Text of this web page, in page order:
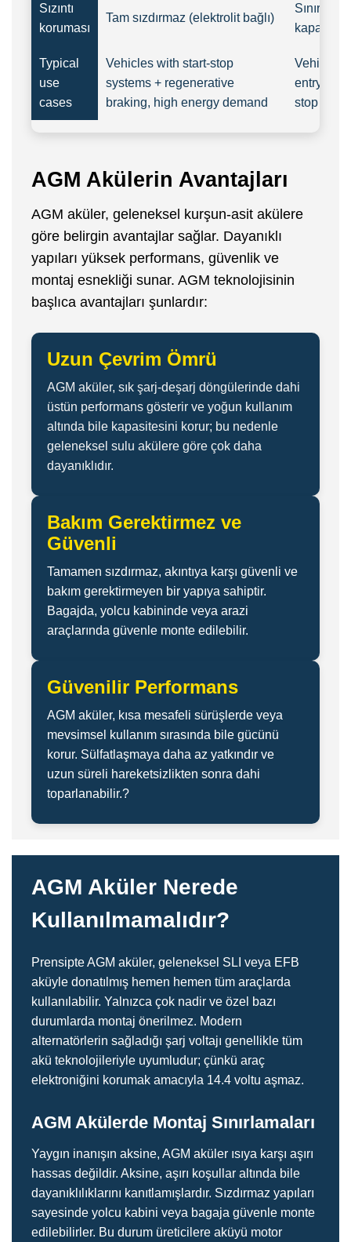
Sızıntı
koruması
Tam sızdırmaz (elektrolit bağlı)
Sınırlı
kapak)
Typical
use
cases
Vehicles with start-stop
systems + regenerative
braking, high energy demand
Vehicles
entry-
stop
AGM Akülerin Avantajları
AGM aküler, geleneksel kurşun-asit akülere
göre belirgin avantajlar sağlar. Dayanıklı
yapıları yüksek performans, güvenlik ve
montaj esnekliği sunar. AGM teknolojisinin
başlıca avantajları şunlardır:
Uzun Çevrim Ömrü
AGM aküler, sık şarj-deşarj döngülerinde dahi
üstün performans gösterir ve yoğun kullanım
altında bile kapasitesini korur; bu nedenle
geleneksel sulu akülere göre çok daha
dayanıklıdır.
Bakım Gerektirmez ve
Güvenli
Tamamen sızdırmaz, akıntıya karşı güvenli ve
bakım gerektirmeyen bir yapıya sahiptir.
Bagajda, yolcu kabininde veya arazi
araçlarında güvenle monte edilebilir.
Güvenilir Performans
AGM aküler, kısa mesafeli sürüşlerde veya
mevsimsel kullanım sırasında bile gücünü
korur. Sülfatlaşmaya daha az yatkındır ve
uzun süreli hareketsizlikten sonra dahi
toparlanabilir.?
AGM Aküler Nerede
Kullanılmamalıdır?
Prensipte AGM aküler, geleneksel SLI veya EFB
aküyle donatılmış hemen hemen tüm araçlarda
kullanılabilir. Yalnızca çok nadir ve özel bazı
durumlarda montaj önerilmez. Modern
alternatörlerin sağladığı şarj voltajı genellikle tüm
akü teknolojileriyle uyumludur; çünkü araç
elektroniğini korumak amacıyla 14.4 voltu aşmaz.
AGM Akülerde Montaj Sınırlamaları
Yaygın inanışın aksine, AGM aküler ısıya karşı aşırı
hassas değildir. Aksine, aşırı koşullar altında bile
dayanıklılıklarını kanıtlamışlardır. Sızdırmaz yapıları
sayesinde yolcu kabini veya bagaja güvenle monte
edilebilirler. Bu durum üreticilere aküyü motor